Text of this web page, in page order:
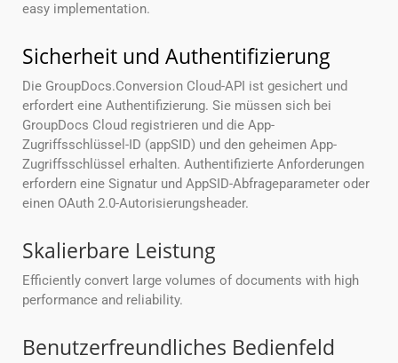
easy implementation.
Sicherheit und Authentifizierung
Die GroupDocs.Conversion Cloud-API ist gesichert und
erfordert eine Authentifizierung. Sie müssen sich bei
GroupDocs Cloud registrieren und die App-
Zugriffsschlüssel-ID (appSID) und den geheimen App-
Zugriffsschlüssel erhalten. Authentifizierte Anforderungen
erfordern eine Signatur und AppSID-Abfrageparameter oder
einen OAuth 2.0-Autorisierungsheader.
Skalierbare Leistung
Efficiently convert large volumes of documents with high
performance and reliability.
Benutzerfreundliches Bedienfeld